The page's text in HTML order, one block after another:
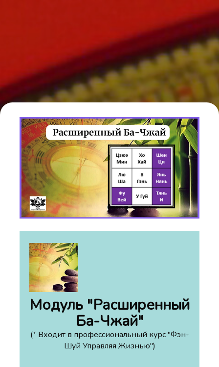
Модуль "Расширенный
Ба-Чжай"
(* Входит в профессиональный курс "Фэн-
Шуй Управляя Жизнью")